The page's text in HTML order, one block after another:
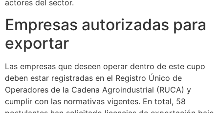
actores del sector.
Empresas autorizadas para
exportar
Las empresas que deseen operar dentro de este cupo
deben estar registradas en el Registro Único de
Operadores de la Cadena Agroindustrial (RUCA) y
cumplir con las normativas vigentes. En total, 58